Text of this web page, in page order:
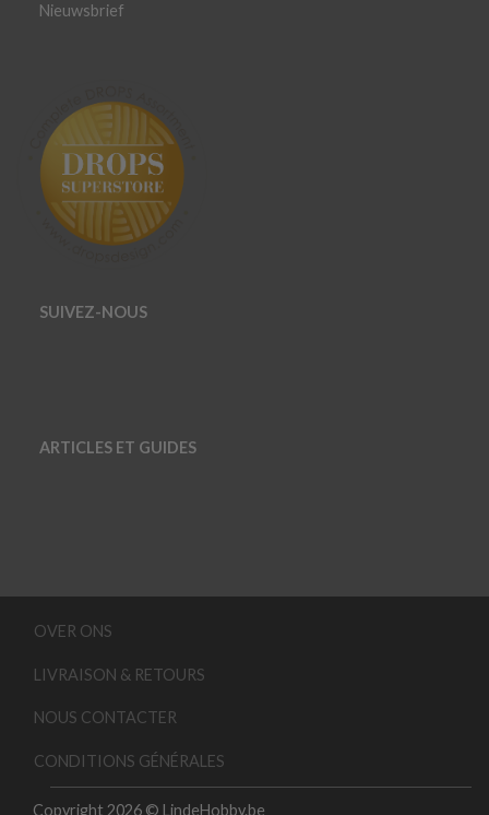
Nieuwsbrief
SUIVEZ-NOUS
ARTICLES ET GUIDES
OVER ONS
LIVRAISON & RETOURS
NOUS CONTACTER
CONDITIONS GÉNÉRALES
Copyright 2026 © LindeHobby.be